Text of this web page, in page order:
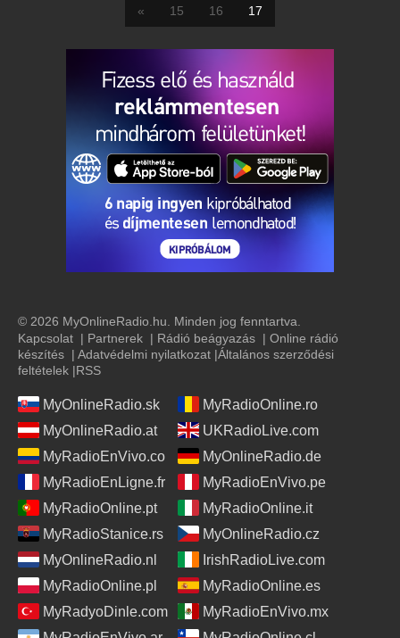
« 15 16 17
© 2026 MyOnlineRadio.hu. Minden jog fenntartva.
Kapcsolat | Partnerek | Rádió beágyazás | Online rádió
készítés | Adatvédelmi nyilatkozat |Általános szerződési
feltételek |RSS
MyOnlineRadio.sk
MyRadioOnline.ro
MyOnlineRadio.at
UKRadioLive.com
MyRadioEnVivo.co
MyOnlineRadio.de
MyRadioEnLigne.fr
MyRadioEnVivo.pe
MyRadioOnline.pt
MyRadioOnline.it
MyRadioStanice.rs
MyOnlineRadio.cz
MyOnlineRadio.nl
IrishRadioLive.com
MyRadioOnline.pl
MyRadioOnline.es
MyRadyoDinle.com
MyRadioEnVivo.mx